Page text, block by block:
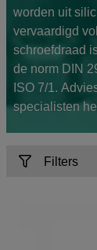
worden uit
vervaardigd
schroefdraad
de norm DIN
ISO 7/1.
specialisten
Filters